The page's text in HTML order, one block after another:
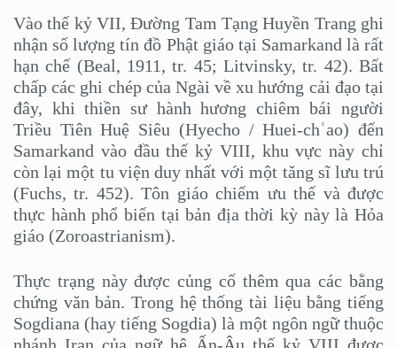
Vào thế kỷ VII, Đường Tam Tạng Huyền Trang ghi
nhận số lượng tín đồ Phật giáo tại Samarkand là rất
hạn chế (Beal, 1911, tr. 45; Litvinsky, tr. 42). Bất
chấp các ghi chép của Ngài về xu hướng cải đạo tại
đây, khi thiền sư hành hương chiêm bái người
Triều Tiên Huệ Siêu (Hyecho / Huei-chʿao) đến
Samarkand vào đầu thế kỷ VIII, khu vực này chỉ
còn lại một tu viện duy nhất với một tăng sĩ lưu trú
(Fuchs, tr. 452). Tôn giáo chiếm ưu thế và được
thực hành phổ biến tại bản địa thời kỳ này là Hỏa
giáo (Zoroastrianism).
Thực trạng này được củng cố thêm qua các bằng
chứng văn bản. Trong hệ thống tài liệu bằng tiếng
Sogdiana (hay tiếng Sogdia) là một ngôn ngữ thuộc